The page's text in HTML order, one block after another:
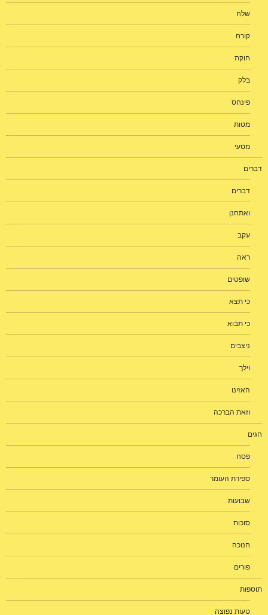
שלח
קורח
חוקת
בלק
פינחס
מטות
מסעי
דברים
דברים
ואתחנן
עקב
ראה
שופטים
כי תצא
כי תבוא
ניצבים
וילך
האזינו
וזאת הברכה
חגים
פסח
ספירת העומר
שבועות
סוכות
חנוכה
פורים
תוספות
טעות נפוצה